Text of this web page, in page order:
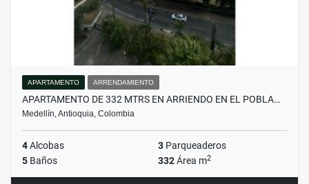
APARTAMENTO ARRENDAMIENTO
APARTAMENTO DE 332 MTRS EN ARRIENDO EN EL POBLA…
Medellín, Antioquia, Colombia
4Alcobas 3 Parqueaderos
5 Baños 332Área m2